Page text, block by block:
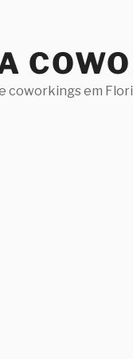
coworkings em